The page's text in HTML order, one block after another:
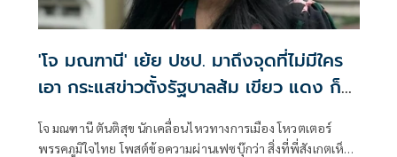
'โจ มณฑานี' เย้ย ปชป. มาถึงจุดที่ไม่มีใคร
เอา กระแสข่าวตั้งรัฐบาลส้ม เขียว แดง ก็
โจ มณฑานี ตันติสุข นักเคลื่อนไหวทางการเมือง โหวตเตอร์
พรรคภูมิใจไทย โพสต์ข้อความผ่านเฟซบุ๊กว่า สิ่งที่พี่สังเกตเห็น